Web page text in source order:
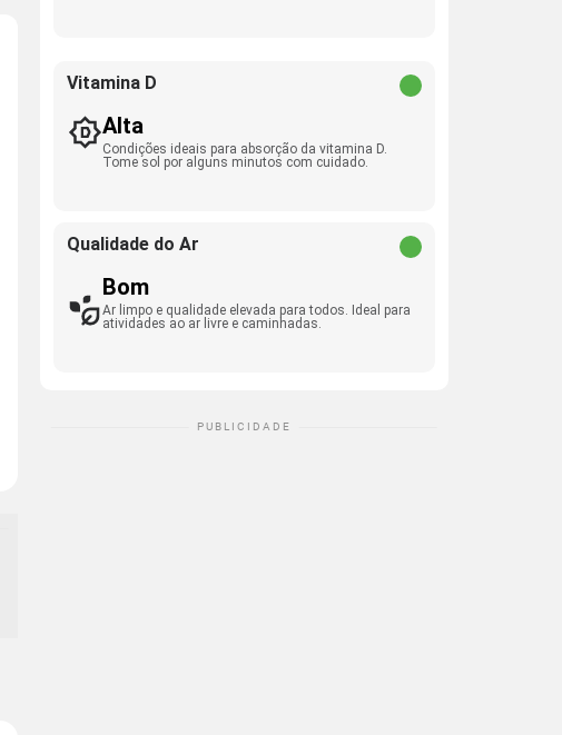
Vitamina D
Alta
Condições ideais para absorção da vitamina D.
Tome sol por alguns minutos com cuidado.
Qualidade do Ar
Bom
Ar limpo e qualidade elevada para todos. Ideal para
atividades ao ar livre e caminhadas.